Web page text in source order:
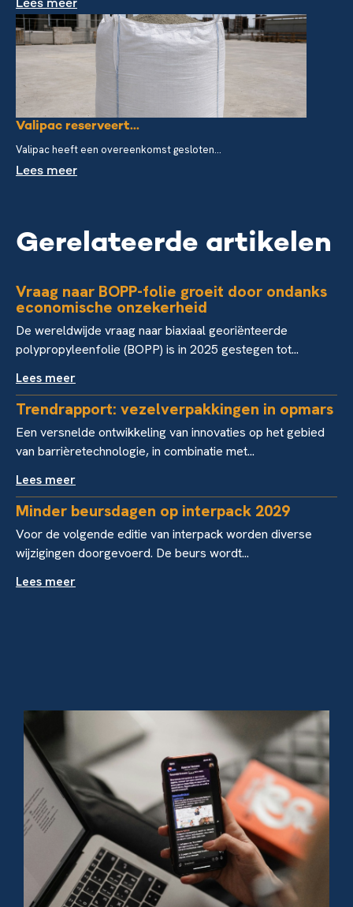
Lees meer
Valipac reserveert...
Valipac heeft een overeenkomst gesloten...
Lees meer
Gerelateerde artikelen
Vraag naar BOPP-folie groeit door ondanks
economische onzekerheid
De wereldwijde vraag naar biaxiaal georiënteerde
polypropyleenfolie (BOPP) is in 2025 gestegen tot...
Lees meer
Trendrapport: vezelverpakkingen in opmars
Een versnelde ontwikkeling van innovaties op het gebied
van barrièretechnologie, in combinatie met...
Lees meer
Minder beursdagen op interpack 2029
Voor de volgende editie van interpack worden diverse
wijzigingen doorgevoerd. De beurs wordt...
Lees meer